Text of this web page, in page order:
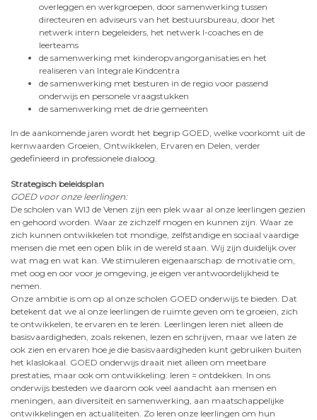
overleggen en werkgroepen, door samenwerking tussen
directeuren en adviseurs van het bestuursbureau, door het
netwerk intern begeleiders, het netwerk I-coaches en de
leerteams
de samenwerking met kinderopvangorganisaties en het
realiseren van Integrale Kindcentra
de samenwerking met besturen in de regio voor passend
onderwijs en personele vraagstukken
de samenwerking met de drie gemeenten
In de aankomende jaren wordt het begrip GOED, welke voorkomt uit de
kernwaarden Groeien, Ontwikkelen, Ervaren en Delen, verder
gedefinieerd in professionele dialoog.
Strategisch beleidsplan
GOED voor onze leerlingen:
De scholen van WIJ de Venen zijn een plek waar al onze leerlingen gezien
en gehoord worden. Waar ze zichzelf mogen en kunnen zijn. Waar ze
zich kunnen ontwikkelen tot mondige, zelfstandige en sociaal vaardige
mensen die met een open blik in de wereld staan. Wij zijn duidelijk over
wat mag en wat kan. We stimuleren eigenaarschap: de motivatie om,
met oog en oor voor je omgeving, je eigen verantwoordelijkheid te
nemen.
Onze ambitie is om op al onze scholen GOED onderwijs te bieden. Dat
betekent dat we al onze leerlingen de ruimte geven om te groeien, zich
te ontwikkelen, te ervaren en te leren. Leerlingen leren niet alleen de
basisvaardigheden, zoals rekenen, lezen en schrijven, maar we laten ze
ook zien en ervaren hoe je die basisvaardigheden kunt gebruiken buiten
het klaslokaal. GOED onderwijs draait niet alleen om meetbare
prestaties, maar ook om ontwikkeling: leren = ontdekken. In ons
onderwijs besteden we daarom ook veel aandacht aan mensen en
meningen, aan diversiteit en samenwerking, aan maatschappelijke
ontwikkelingen en actualiteiten. Zo leren onze leerlingen om hun